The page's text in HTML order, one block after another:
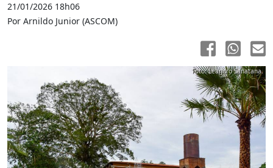
21/01/2026 18h06
Por Arnildo Junior (ASCOM)
Foto: Leandro Sanatana.